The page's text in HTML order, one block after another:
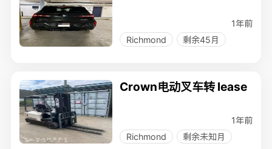
1年前
Richmond
剩余45月
Crown电动叉车转 lease
1年前
Richmond
剩余未知月